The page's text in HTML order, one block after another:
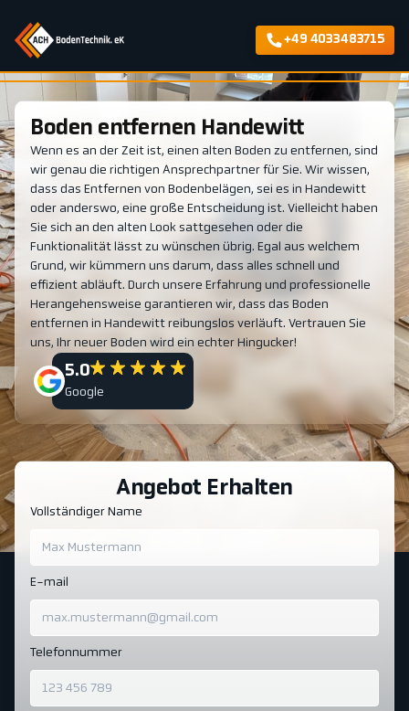
+49 4033483715
Boden entfernen Handewitt
Wenn es an der Zeit ist, einen alten Boden zu entfernen, sind
wir genau die richtigen Ansprechpartner für Sie. Wir wissen,
dass das Entfernen von Bodenbelägen, sei es in Handewitt
oder anderswo, eine große Entscheidung ist. Vielleicht haben
Sie sich an den alten Look sattgesehen oder die
Funktionalität lässt zu wünschen übrig. Egal aus welchem
Grund, wir kümmern uns darum, dass alles schnell und
effizient abläuft. Durch unsere Erfahrung und professionelle
Herangehensweise garantieren wir, dass das Boden
entfernen in Handewitt reibungslos verläuft. Vertrauen Sie
uns, Ihr neuer Boden wird ein echter Hingucker!
5.0
Google
Angebot Erhalten
Vollständiger Name
E-mail
Telefonnummer